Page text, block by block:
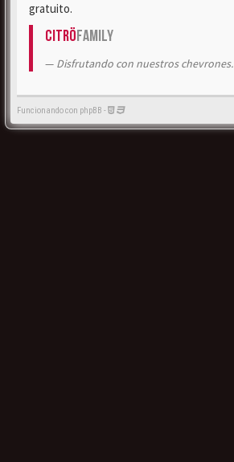
gratuito.
CitröFamily
Disfrutando con nuestros chevrones.
Funcionando con phpBB -